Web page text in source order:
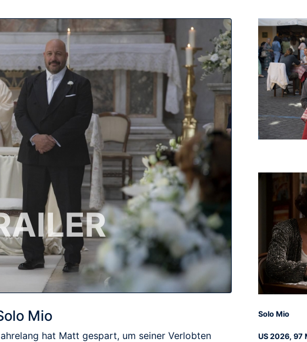
Mio
hat Matt gespart, um seiner Verlobten
Solo Mio
US 2026, 97